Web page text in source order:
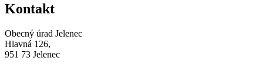
Kontakt
Obecný úrad Jelenec
Hlavná 126,
951 73 Jelenec